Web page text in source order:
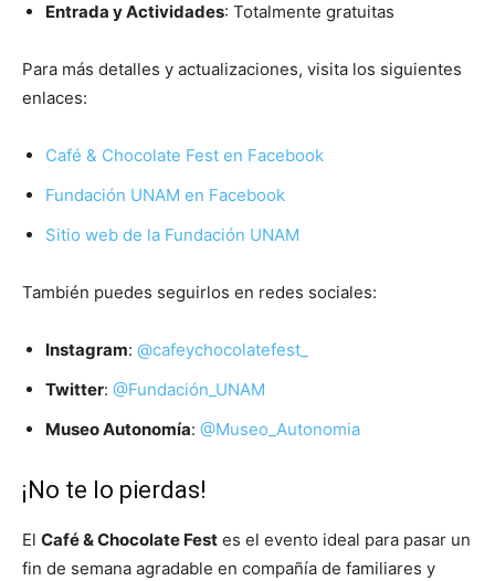
Entrada y Actividades: Totalmente gratuitas
Para más detalles y actualizaciones, visita los siguientes
enlaces:
Café & Chocolate Fest en Facebook
Fundación UNAM en Facebook
Sitio web de la Fundación UNAM
También puedes seguirlos en redes sociales:
Instagram: @cafeychocolatefest_
Twitter: @Fundación_UNAM
Museo Autonomía: @Museo_Autonomia
¡No te lo pierdas!
El Café & Chocolate Fest es el evento ideal para pasar un
fin de semana agradable en compañía de familiares y